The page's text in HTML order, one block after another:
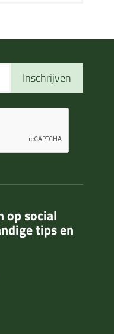
Inschrijven
op social
tips en